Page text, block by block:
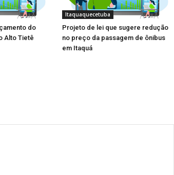
do
Alto Tietê
Itaquaquecetuba
Projeto de lei que sugere redução
no preço da passagem de ônibus
em Itaquá